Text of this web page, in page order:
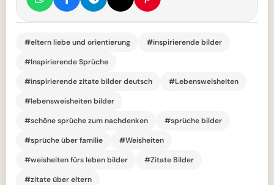
#eltern liebe und orientierung
#inspirierende bilder
#Inspirierende Sprüche
#inspirierende zitate bilder deutsch
#Lebensweisheiten
#lebensweisheiten bilder
#schöne sprüche zum nachdenken
#sprüche bilder
#sprüche über familie
#Weisheiten
#weisheiten fürs leben bilder
#Zitate Bilder
#zitate über eltern